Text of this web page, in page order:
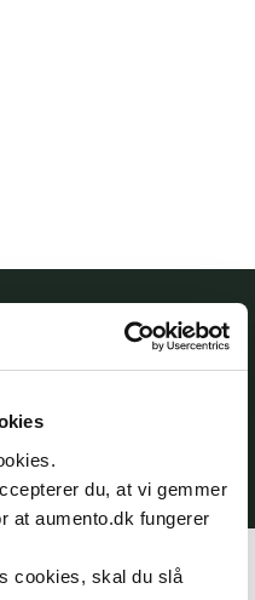
du, at vi gemmer
at aumento.dk fungerer
cookies, skal du slå